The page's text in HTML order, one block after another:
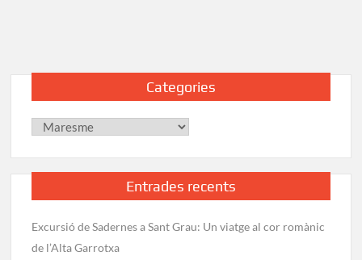
Comarcal
Categories
Categories
Entrades recents
Excursió de Sadernes a Sant Grau: Un viatge al cor romànic
de l’Alta Garrotxa